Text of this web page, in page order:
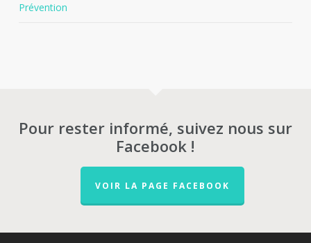
Prévention
Pour rester informé, suivez nous sur
Facebook !
VOIR LA PAGE FACEBOOK